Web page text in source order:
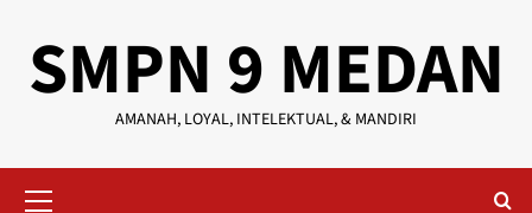
contentSMPN 9 MEDAN
AMANAH, LOYAL, INTELEKTUAL, & MANDIRI
Menu